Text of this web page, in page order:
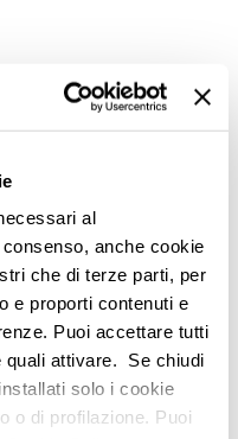
al
anche cookie
che di terze parti, per
e proporti contenuti e
Puoi accettare tutti
quali attivare. Se chiudi
solo i cookie
o di profilazione. Puoi